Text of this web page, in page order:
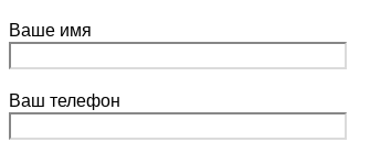
Ваше имя
Ваш телефон